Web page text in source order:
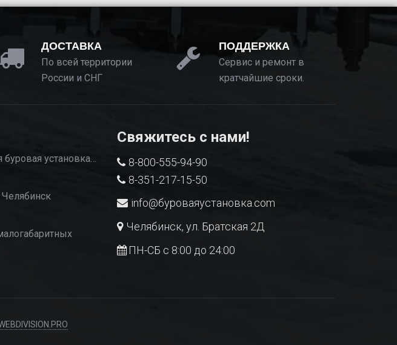
ДОСТАВКА
По всей территории
России и СНГ
ПОДДЕРЖКА
Сервис и ремонт в
кратчайшие сроки.
установка…
Свяжитесь с нами!
8-800-555-94-90
8-351-217-15-50
info@буроваяустановка.com
Челябинск, ул. Братская 2Д
ПН-СБ с 8:00 до 24:00